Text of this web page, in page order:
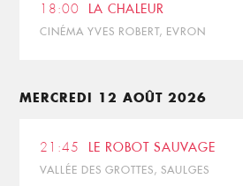
18:00 LA CHALEUR
CINÉMA YVES ROBERT, EVRON
MERCREDI 12 AOÛT 2026
21:45 LE ROBOT SAUVAGE
VALLÉE DES GROTTES, SAULGES